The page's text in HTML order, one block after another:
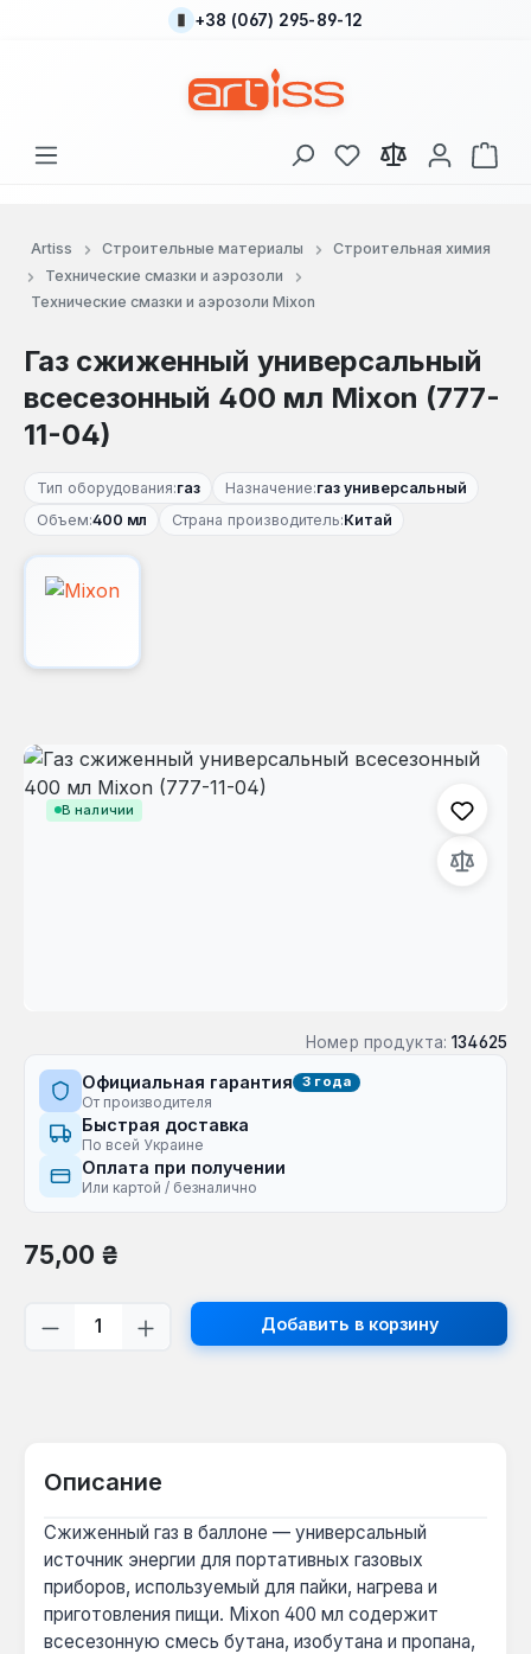
Перейти к основному содержанию
+38 (067) 295-89-12
У вас есть товары
В
Artiss Строительные материалы
Строительная химия
Технические смазки и аэрозоли
Технические смазки и аэрозоли Mixon
Газ сжиженный универсальный
всесезонный 400 мл Mixon (777-
11-04)
Тип оборудования:газ Назначение:газ универсальный
Объем:400 мл Страна производитель:Китай
В наличии
Пропустить галерею изображений
Номер продукта: 134625
Официальная гарантия 3 года
От производителя
Быстрая доставка
По всей Украине
Оплата при получении
Или картой / безналично
Обычная цена:
75,00 ₴
Количество продукта: введите
Добавить в корзину
Описание
Сжиженный газ в баллоне — универсальный
источник энергии для портативных газовых
приборов, используемый для пайки, нагрева и
приготовления пищи. Mixon 400 мл содержит
всесезонную смесь бутана, изобутана и пропана,